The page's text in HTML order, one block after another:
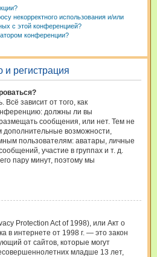
некорректного использования и/или
с этой конференцией?
конференции?
регистрация
Всё зависит от того, как
должны ли вы
сообщения, или нет. Тем не
дополнительные возможности,
пользователям: аватары, личные
участие в группах и т. д.
пару минут, поэтому мы
Protection Act of 1998), или Акт о
в интернете от 1998 г. — это закон
от сайтов, которые могут
младше 13 лет,